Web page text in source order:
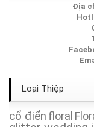
Thiệp Cưới TA191
Thiệp Cưới TA151
Địa
Loại Thiệp
cổ điển floral